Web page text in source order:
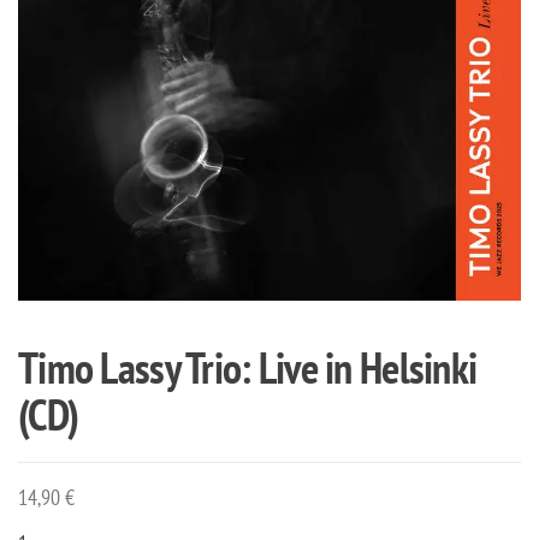
Timo Lassy Trio: Live in Helsinki
(CD)
14,90€